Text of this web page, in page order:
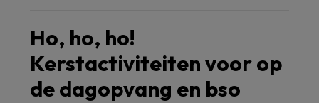
Ho, ho, ho!
Kerstactiviteiten voor op
de dagopvang en bso